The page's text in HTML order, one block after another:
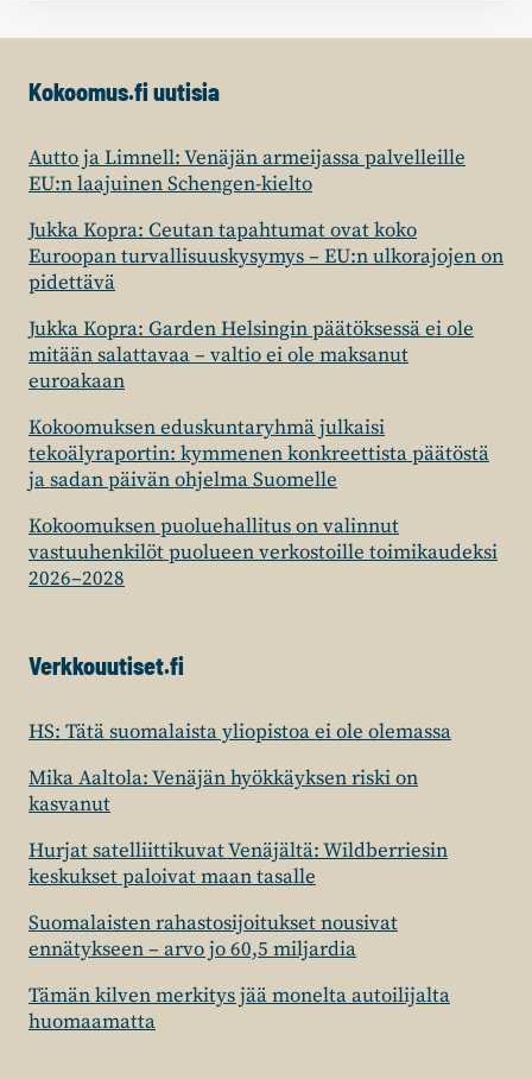
Kokoomus.fi uutisia
Autto ja Limnell: Venäjän armeijassa palvelleille
EU:n laajuinen Schengen-kielto
Jukka Kopra: Ceutan tapahtumat ovat koko
Euroopan turvallisuuskysymys – EU:n ulkorajojen on
pidettävä
Jukka Kopra: Garden Helsingin päätöksessä ei ole
mitään salattavaa – valtio ei ole maksanut
euroakaan
Kokoomuksen eduskuntaryhmä julkaisi
tekoälyraportin: kymmenen konkreettista päätöstä
ja sadan päivän ohjelma Suomelle
Kokoomuksen puoluehallitus on valinnut
vastuuhenkilöt puolueen verkostoille toimikaudeksi
2026–2028
Verkkouutiset.fi
HS: Tätä suomalaista yliopistoa ei ole olemassa
Mika Aaltola: Venäjän hyökkäyksen riski on
kasvanut
Hurjat satelliittikuvat Venäjältä: Wildberriesin
keskukset paloivat maan tasalle
Suomalaisten rahastosijoitukset nousivat
ennätykseen – arvo jo 60,5 miljardia
Tämän kilven merkitys jää monelta autoilijalta
huomaamatta